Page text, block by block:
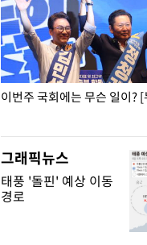
이번주 국회에는 무슨 일이?
그래픽뉴스
태풍 '돌핀' 예상 이동
경로